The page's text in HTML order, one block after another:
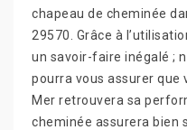
chapeau de cheminée
29570. Grâce à
un savoir-faire inégalé ;
pourra vous assurer que
Mer retrouvera sa
cheminée assurera bien